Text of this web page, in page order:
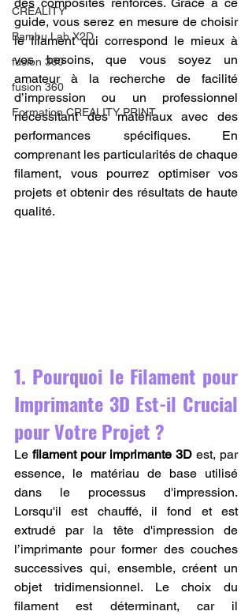
CREALITY
Bambu Lab X2D
fusion 360
fusion 360
Formation CREALITY PRINT
guide, vous serez en mesure de choisir
le filament qui correspond le mieux à
vos besoins, que vous soyez un
amateur à la recherche de facilité
d’impression ou un professionnel
nécessitant des matériaux avec des
performances spécifiques. En
comprenant les particularités de chaque
filament, vous pourrez optimiser vos
projets et obtenir des résultats de haute
qualité.
1. Pourquoi le Filament pour
Imprimante 3D Est-il Crucial
pour Votre Projet ?
Le filament pour imprimante 3D est, par
essence, le matériau de base utilisé
dans le processus d'impression.
Lorsqu'il est chauffé, il fond et est
extrudé par la tête d'impression de
l’imprimante pour former des couches
successives qui, ensemble, créent un
objet tridimensionnel. Le choix du
filament est déterminant, car il